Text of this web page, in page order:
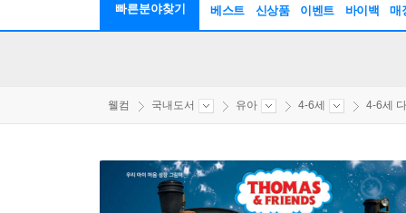
빠른분야찾기 베스트 신상품 이벤트 바이백 매
웰컴 국내도서 유아 4-6세 4-6세